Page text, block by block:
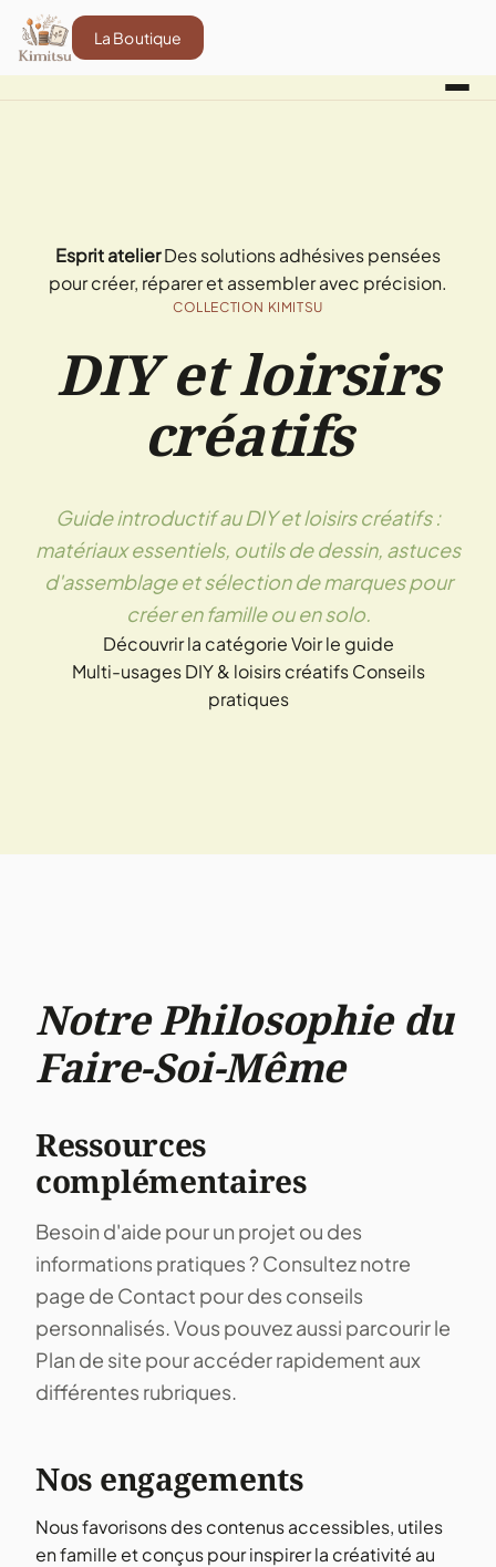
La Boutique
Esprit atelierDes solutions adhésives pensées
pour créer, réparer et assembler avec précision.
COLLECTION KIMITSU
DIY et loirsirs
créatifs
Guide introductif au DIY et loisirs créatifs :
matériaux essentiels, outils de dessin, astuces
d'assemblage et sélection de marques pour
créer en famille ou en solo.
Découvrir la catégorieVoir le guide
Multi-usages DIY & loisirs créatifs Conseils
pratiques
Notre Philosophie du
Faire-Soi-Même
Ressources
complémentaires
Besoin d'aide pour un projet ou des
informations pratiques ? Consultez notre
page de Contact pour des conseils
personnalisés. Vous pouvez aussi parcourir le
Plan de site pour accéder rapidement aux
différentes rubriques.
Nos engagements
Nous favorisons des contenus accessibles, utiles
en famille et conçus pour inspirer la créativité au